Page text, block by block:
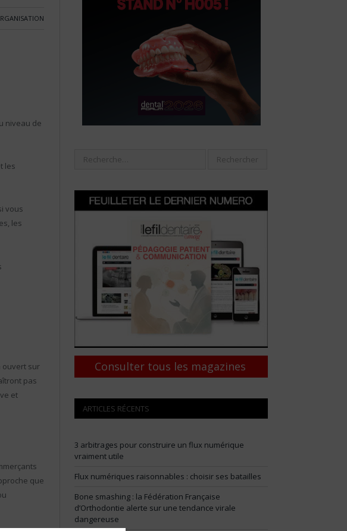
niveau de
les
vous
les
ouvert sur
pas
et
que
Consulter tous les magazines
ARTICLES RÉCENTS
3 arbitrages pour construire un flux numérique
vraiment utile
Flux numériques raisonnables : choisir ses batailles
Bone smashing : la Fédération Française
d’Orthodontie alerte sur une tendance virale
dangereuse